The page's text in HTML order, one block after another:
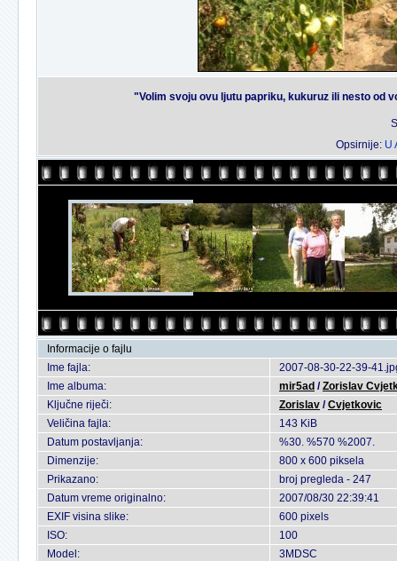
"Volim svoju ovu ljutu papriku, kukuruz ili nesto od
Opsirnije: U
Informacije o fajlu
Ime fajla:
2007-08-30-22-39-
Ime albuma:
mir5ad /Zorislav
Ključne riječi:
Zorislav /Cvjetkovic
Veličina fajla:
143 KiB
Datum postavljanja:
%30. %570 %2007.
Dimenzije:
800 x 600 piksela
Prikazano:
broj pregleda - 247
Datum vreme originalno:
2007/08/30 22:39:41
EXIF visina slike:
600 pixels
ISO:
100
Model:
3MDSC